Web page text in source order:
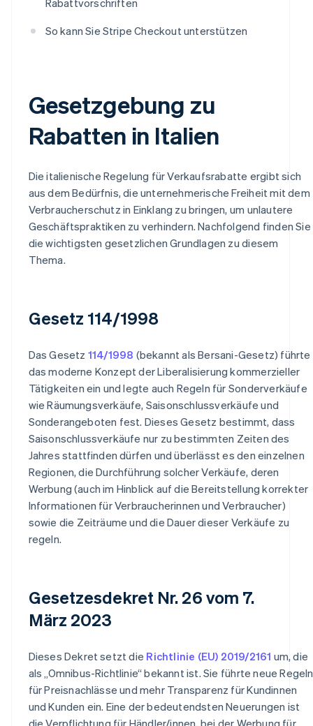
So kann Sie Stripe Checkout unterstützen
Gesetzgebung zu
Rabatten in Italien
Die italienische Regelung für Verkaufsrabatte ergibt sich
aus dem Bedürfnis, die unternehmerische Freiheit mit dem
Verbraucherschutz in Einklang zu bringen, um unlautere
Geschäftspraktiken zu verhindern. Nachfolgend finden Sie
die wichtigsten gesetzlichen Grundlagen zu diesem
Thema.
Gesetz 114/1998
Das Gesetz 114/1998 (bekannt als Bersani-Gesetz) führte
das moderne Konzept der Liberalisierung kommerzieller
Tätigkeiten ein und legte auch Regeln für Sonderverkäufe
wie Räumungsverkäufe, Saisonschlussverkäufe und
Sonderangeboten fest. Dieses Gesetz bestimmt, dass
Saisonschlussverkäufe nur zu bestimmten Zeiten des
Jahres stattfinden dürfen und überlässt es den einzelnen
Regionen, die Durchführung solcher Verkäufe, deren
Werbung (auch im Hinblick auf die Bereitstellung korrekter
Informationen für Verbraucherinnen und Verbraucher)
sowie die Zeiträume und die Dauer dieser Verkäufe zu
regeln.
Gesetzesdekret Nr. 26 vom 7.
März 2023
Dieses Dekret setzt die Richtlinie (EU) 2019/2161 um, die
als „Omnibus-Richtlinie“ bekannt ist. Sie führte neue Regeln
für Preisnachlässe und mehr Transparenz für Kundinnen
und Kunden ein. Eine der bedeutendsten Neuerungen ist
die Verpflichtung für Händler/innen, bei der Werbung für